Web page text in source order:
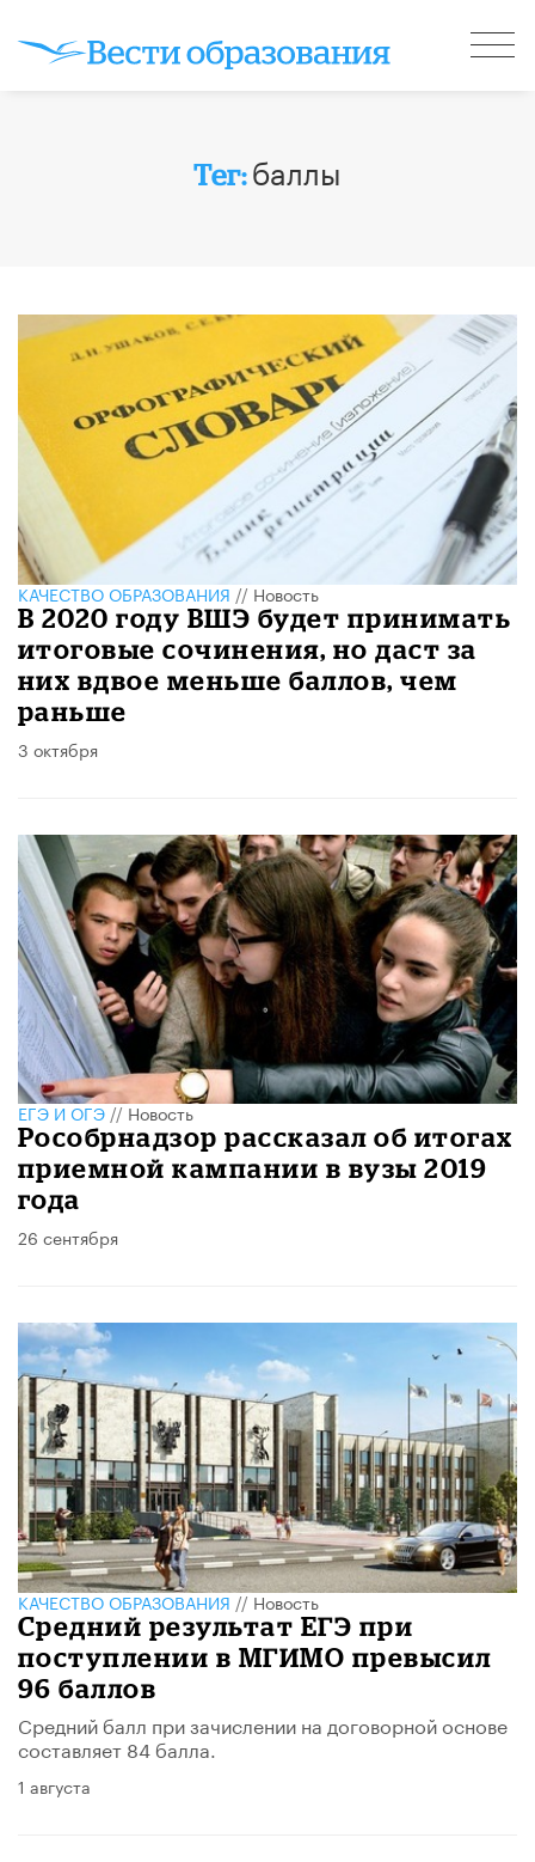
Тег:баллы
КАЧЕСТВО ОБРАЗОВАНИЯ//Новость
В 2020 году ВШЭ будет принимать
итоговые сочинения, но даст за
них вдвое меньше баллов, чем
раньше
3 октября
ЕГЭ И ОГЭ//Новость
Рособрнадзор рассказал об итогах
приемной кампании в вузы 2019
года
26 сентября
КАЧЕСТВО ОБРАЗОВАНИЯ//Новость
Средний результат ЕГЭ при
поступлении в МГИМО превысил
96 баллов
Средний балл при зачислении на договорной основе
составляет 84 балла.
1 августа